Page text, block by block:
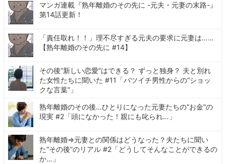
マンガ連載『熟年離婚のその先に -元夫・元妻の末路-』
第14話更新！
「責任取れ！！」理不尽すぎる元夫の要求に元妻は……
【熟年離婚のその先に #14】
その後“新しい恋愛”はできる？ ずっと独身？ 夫と別れ
た女性たちに聞いた #11「バツイチ男性からの“ショッ
クな言葉”」
熟年離婚のその後…ひとりになった元妻たちの“お金”の
現実 #2「頭になかった！親にも叱られ…」
熟年離婚⇒元妻との関係はどうなった？夫たちに聞い
た“その後”のリアル #2「どうしてそんなことができるの
か…」